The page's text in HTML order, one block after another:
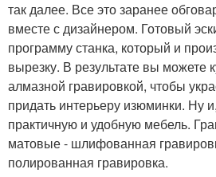
так далее. Все это заранее
вместе с дизайнером. Готовый
программу станка, который и
вырезку. В результате вы можете
алмазной гравировкой, чтобы
придать интерьеру изюминки. Ну
практичную и удобную мебель.
матовые - шлифованная
полированная гравировка.